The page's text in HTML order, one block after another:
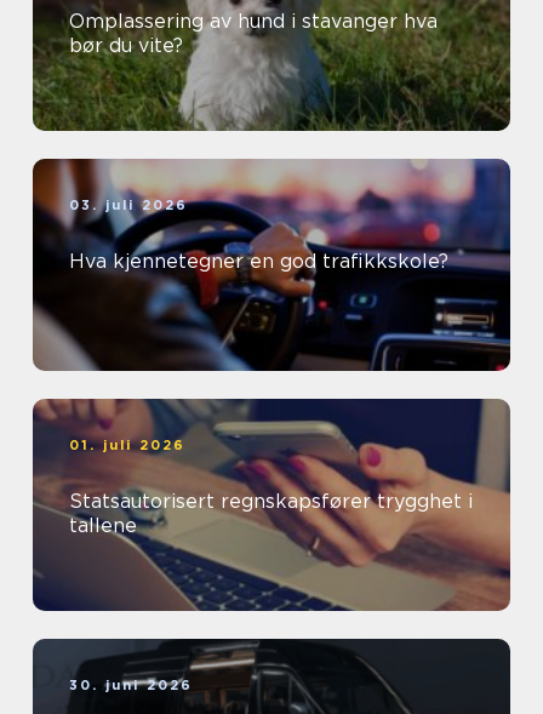
Omplassering av hund i stavanger hva
bør du vite?
03. juli 2026
Hva kjennetegner en god trafikkskole?
01. juli 2026
Statsautorisert regnskapsfører trygghet i
tallene
30. juni 2026